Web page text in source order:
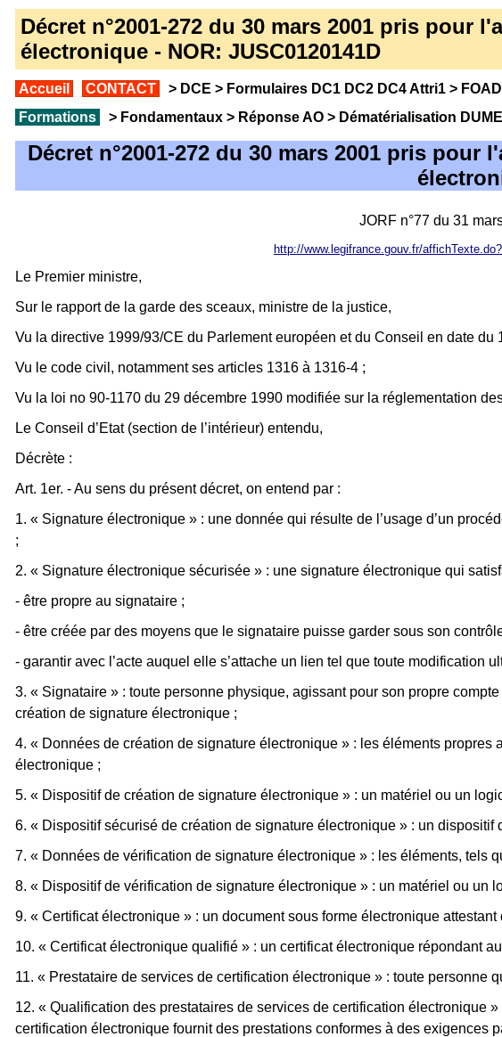
Décret n°2001-272 du 30 mars 2001 pris
électronique - NOR: JUSC0120141D
Accueil CONTACT > DCE > Formulaires DC1 DC2 DC4 Attri1> FOAD
Formations
>Fondamentaux> Réponse AO> Dématérialisation DUME
Décret n°2001-272 du 30 mars 2001 pris
JORF n°77 du 31
http://www.legifrance.gouv.fr/
Le Premier ministre,
Sur le rapport de la garde des sceaux, ministre de la justice,
Vu la directive 1999/93/CE du Parlement européen et du Conseil en date
Vu le code civil, notamment ses articles 1316 à 1316-4 ;
Vu la loi no 90-1170 du 29 décembre 1990 modifiée sur la réglementation
Le Conseil d’Etat (section de l’intérieur) entendu,
Décrète :
Art. 1er. - Au sens du présent décret, on entend par :
1. « Signature électronique » : une donnée qui résulte de l’usage d’un
;
2. « Signature électronique sécurisée » : une signature électronique qui
- être propre au signataire ;
- être créée par des moyens que le signataire puisse garder sous son
- garantir avec l’acte auquel elle s’attache un lien tel que toute modification
3. « Signataire » : toute personne physique, agissant pour son propre
création de signature électronique ;
4. « Données de création de signature électronique » : les éléments
électronique ;
5. « Dispositif de création de signature électronique » : un matériel ou un
6. « Dispositif sécurisé de création de signature électronique » : un
7. « Données de vérification de signature électronique » : les éléments,
8. « Dispositif de vérification de signature électronique » : un matériel ou
9. « Certificat électronique » : un document sous forme électronique
10. « Certificat électronique qualifié » : un certificat électronique répondant
11. « Prestataire de services de certification électronique » : toute personne
12. « Qualification des prestataires de services de certification électronique
certification électronique fournit des prestations conformes à des exigences